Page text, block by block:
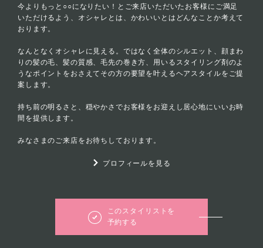
今よりもっと○○になりたい！とご来店いただいたお客様にご満足
いただけるよう、オシャレとは、かわいいとはどんなことか考えて
おります。
なんとなくオシャレに見える。ではなく全体のシルエット、顔まわ
りの髪の毛、髪の質感、毛先の巻き方、用いるスタイリング剤のよ
うなポイントをおさえてその方の要望を叶えるヘアスタイルをご提
案します。
持ち前の明るさと、穏やかさでお客様をお迎えし居心地にいいお時
間を提供します。
みなさまのご来店をお待ちしております。
プロフィールを見る
このスタイリストを
予約する